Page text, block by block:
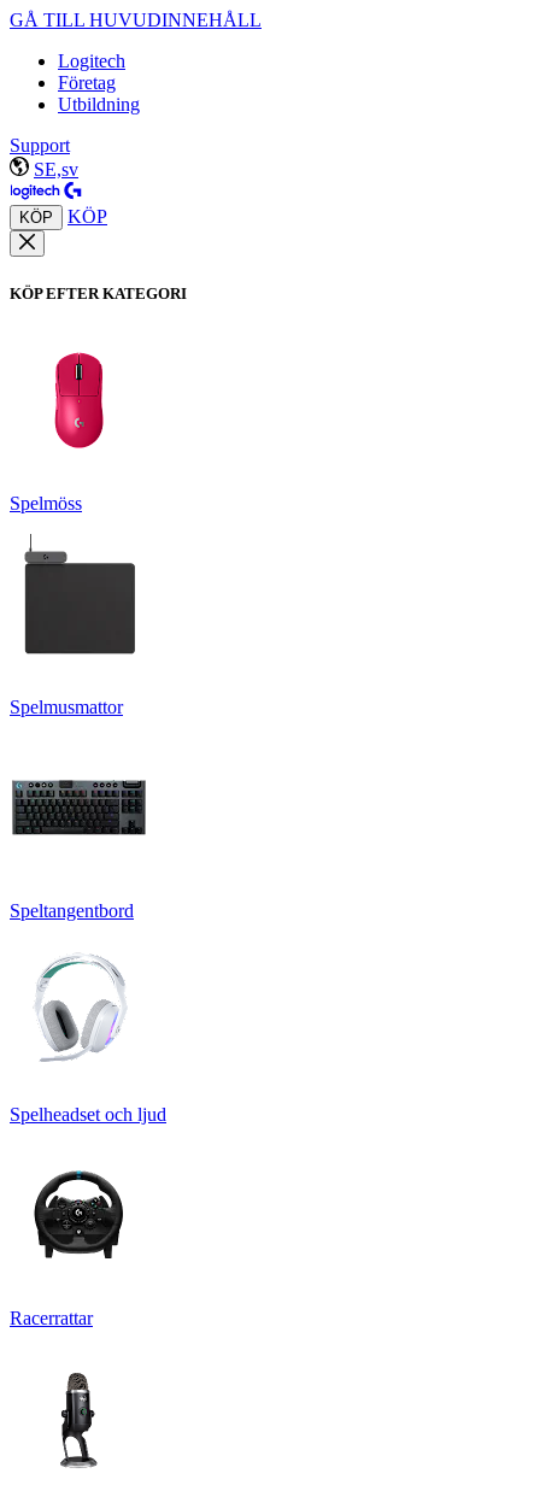
GÅ TILL HUVUDINNEHÅLL
Logitech
Företag
Utbildning
Support
SE,sv
KÖP KÖP
KÖP EFTER KATEGORI
Spelmöss
Spelmusmattor
Speltangentbord
Spelheadset och ljud
Racerrattar